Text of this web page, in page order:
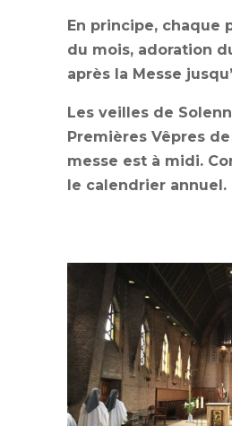
En principe, chaque
du mois, adoration
après la Messe
Les veilles de
Premières Vêpres
messe est à midi.
le calendrier annuel.